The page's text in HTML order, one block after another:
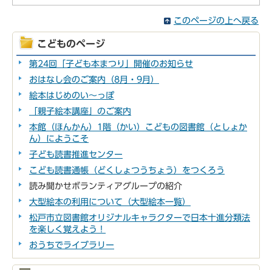
このページの上へ戻る
こどものページ
第24回「子ども本まつり」開催のお知らせ
おはなし会のご案内（8月・9月）
絵本はじめのい～っぽ
「親子絵本講座」のご案内
本館（ほんかん）1階（かい）こどもの図書館（としょか
ん）にようこそ
子ども読書推進センター
こども読書通帳（どくしょつうちょう）をつくろう
読み聞かせボランティアグループの紹介
大型絵本の利用について（大型絵本一覧）
松戸市立図書館オリジナルキャラクターで日本十進分類法
を楽しく覚えよう！
おうちでライブラリー